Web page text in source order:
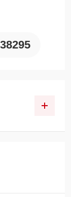
罗德施瓦茨等